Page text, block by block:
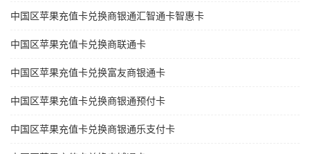
中国区苹果充值卡兑换商银通汇智通卡智惠卡
中国区苹果充值卡兑换商联通卡
中国区苹果充值卡兑换富友商银通卡
中国区苹果充值卡兑换商银通预付卡
中国区苹果充值卡兑换商银通乐支付卡